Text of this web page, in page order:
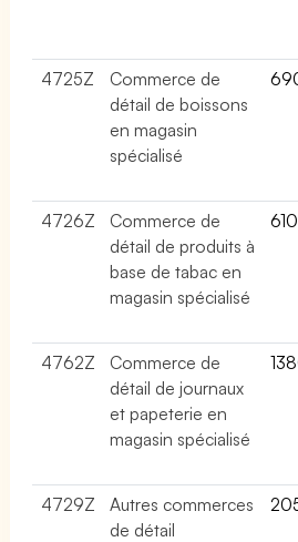
4725Z
Commerce de
détail de boissons
en magasin
spécialisé
4726Z
Commerce de
détail de produits à
base de tabac en
magasin spécialisé
4762Z
Commerce de
détail de journaux
et papeterie en
magasin spécialisé
4729Z
Autres commerces
de détail